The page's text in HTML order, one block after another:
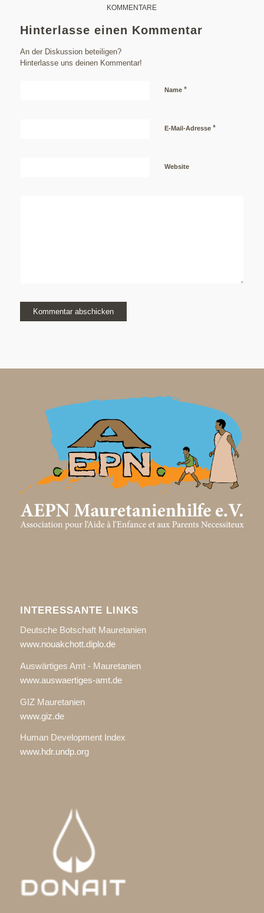
KOMMENTARE
Hinterlasse einen Kommentar
An der Diskussion beteiligen?
Hinterlasse uns deinen Kommentar!
Name *
E-Mail-Adresse *
Website
INTERESSANTE LINKS
Deutsche Botschaft Mauretanien
www.nouakchott.diplo.de
Auswärtiges Amt - Mauretanien
www.auswaertiges-amt.de
GIZ Mauretanien
www.giz.de
Human Development Index
www.hdr.undp.org